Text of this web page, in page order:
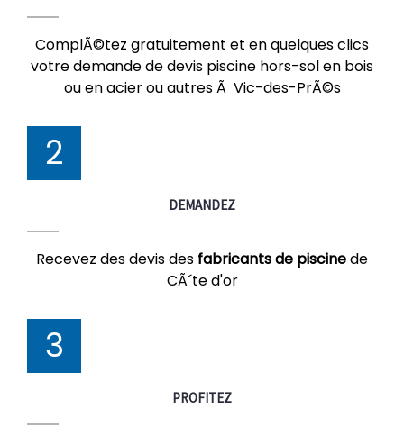
ComplÃ©tez gratuitement et en quelques clics
votre demande de devis piscine hors-sol en bois
ou en acier ou autres Ã Vic-des-PrÃ©s
2
DEMANDEZ
Recevez des devis des fabricants de piscinede
CÃ´te d'or
3
PROFITEZ